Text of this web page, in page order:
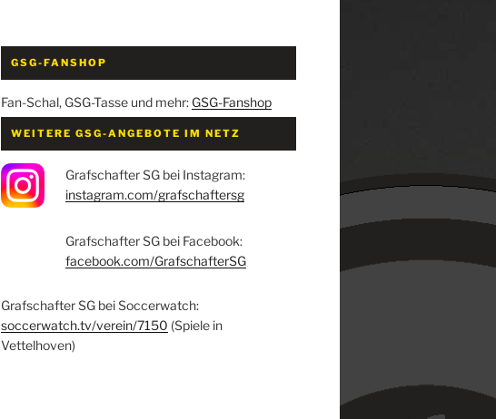
GSG-FANSHOP
Fan-Schal, GSG-Tasse und mehr: GSG-Fanshop
WEITERE GSG-ANGEBOTE IM NETZ
Grafschafter SG bei Instagram:
instagram.com/grafschaftersg
Grafschafter SG bei Facebook:
facebook.com/GrafschafterSG
Grafschafter SG bei Soccerwatch:
soccerwatch.tv/verein/7150 (Spiele in
Vettelhoven)